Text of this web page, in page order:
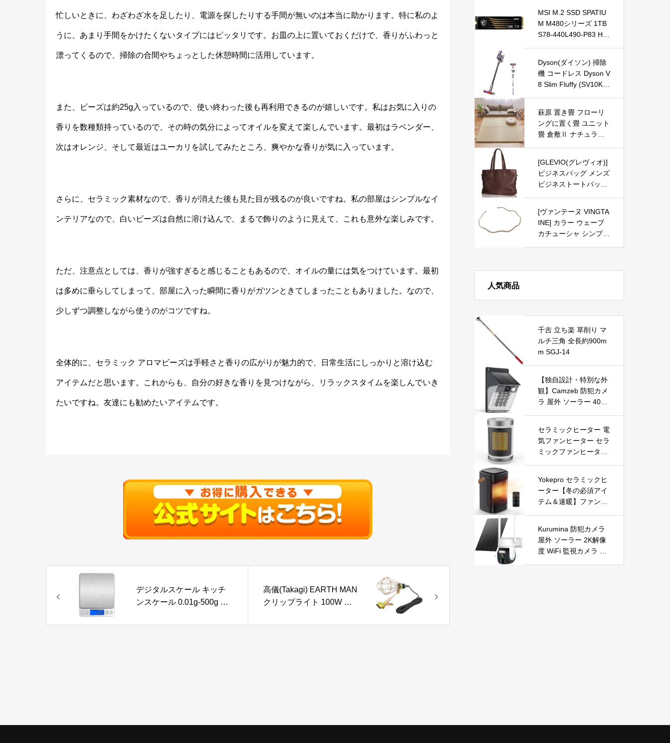
忙しいときに、わざわざ水を足したり、電源を探したりする手間が無いのは本当に助かります。特に私のよ
うに、あまり手間をかけたくないタイプにはピッタリです。お皿の上に置いておくだけで、香りがふわっと
漂ってくるので、掃除の合間やちょっとした休憩時間に活用しています。
また、ビーズは約25g入っているので、使い終わった後も再利用できるのが嬉しいです。私はお気に入りの
香りを数種類持っているので、その時の気分によってオイルを変えて楽しんでいます。最初はラベンダー、
次はオレンジ、そして最近はユーカリを試してみたところ、爽やかな香りが気に入っています。
さらに、セラミック素材なので、香りが消えた後も見た目が残るのが良いですね。私の部屋はシンプルなイ
ンテリアなので、白いビーズは自然に溶け込んで、まるで飾りのように見えて、これも意外な楽しみです。
ただ、注意点としては、香りが強すぎると感じることもあるので、オイルの量には気をつけています。最初
は多めに垂らしてしまって、部屋に入った瞬間に香りがガツンときてしまったこともありました。なので、
少しずつ調整しながら使うのがコツですね。
全体的に、セラミック アロマビーズは手軽さと香りの広がりが魅力的で、日常生活にしっかりと溶け込む
アイテムだと思います。これからも、自分の好きな香りを見つけながら、リラックスタイムを楽しんでいき
たいですね。友達にも勧めたいアイテムです。
デジタルスケール キッチ
ンスケール 0.01g-500g 精
グスケール 電子 はかり ス
高儀(Takagi) EARTH MAN
クリップライト 100W 耐
ント付】【口径E26】【照
MSI M.2 SSD SPATIU
M M480シリーズ 1TB
S78-440L490-P83 HD
Dyson(ダイソン) 掃除
機 コードレス Dyson V
8 Slim Fluffy (SV10K E
クロン【より小さく。
より軽く。性能はその
ままに。】
萩原 置き畳 フローリ
ングに置く畳 ユニット
畳 倉敷Ⅱ ナチュラル
琉球畳風
[GLEVIO(グレヴィオ)]
ビジネスバッグ メンズ
ビジネストートバッグ
[ヴァンテーヌ VINGTA
INE] カラー ウェーブ
カチューシャ シンプル
人気商品
千吉 立ち楽 草削り マ
ルチ三角 全長約900m
m SGJ-14
【独自設計・特別な外
観】Camzeb 防犯カメ
ラ 屋外 ソーラー 400
電池式 Alexa 赤外線/カ
ラー暗視 双方向音声
音光警報 プッシュ通知
動体検知 クラウド/SD
カード録画 IP66防水
遠隔操作
セラミックヒーター 電
気ファンヒーター セラ
ミックファンヒーター
切替 1-12時間タイマー
設定可能 リモコン付
電気ヒーター 転倒自動
オフ 過熱保護 省エネ
節電 PSE認証済 暖房
器具
Yokepro セラミックヒ
ーター【冬の必須アイ
テム＆速暖】ファンヒ
ED表示 低騒音【空気
浄化】ファンヒーター
電気 ECO知能恒温 省
エネ 暖房器具 転倒オ
Kurumina 防犯カメラ
屋外 ソーラー 2K解像
度 WiFi 監視カメラ ワ